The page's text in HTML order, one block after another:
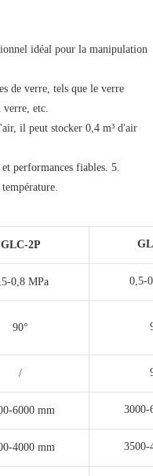
idéal pour la manipulation
de verre, tels que le verre
etc.
il peut stocker 0,4 m³ d'air
GLC-2P
0,8 MPa 0,5-
90°
/
6000 mm 3000-
4000 mm 3500-